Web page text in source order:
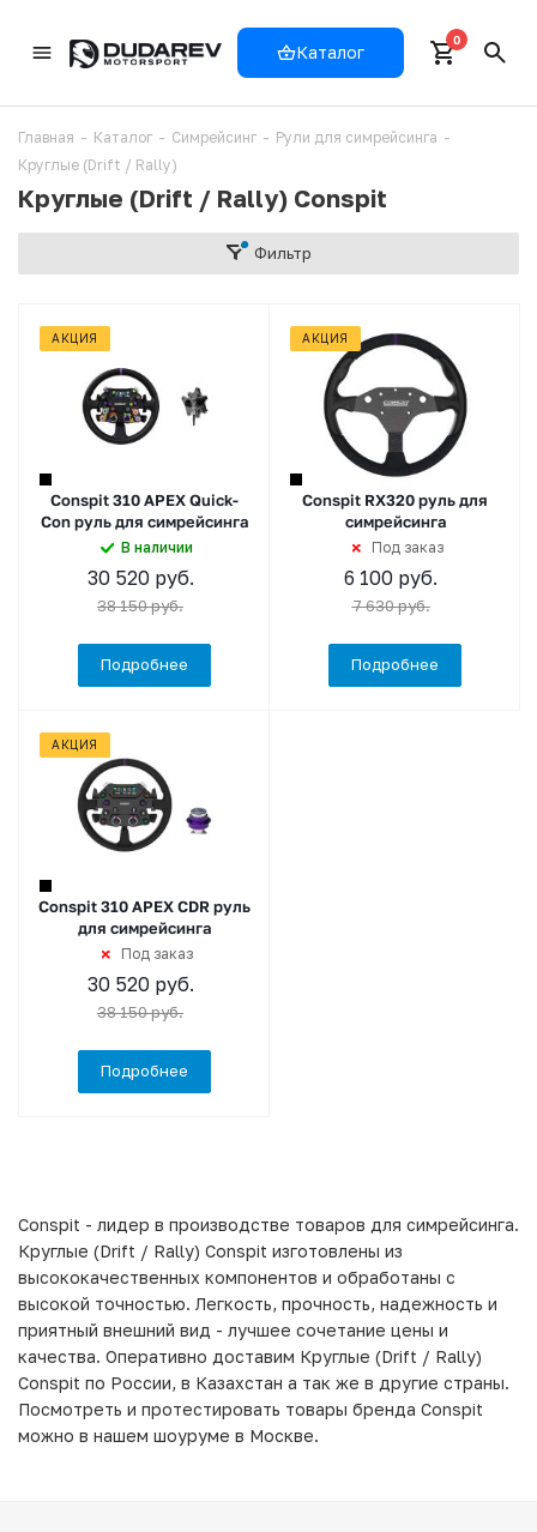
Каталог
0
Главная - Каталог - Симрейсинг - Рули для симрейсинга -
Круглые (Drift / Rally)
Круглые (Drift / Rally) Conspit
Фильтр
АКЦИЯ
Conspit 310 APEX Quick-
Con руль для симрейсинга
В наличии
30 520руб.
38 150руб.
Подробнее
АКЦИЯ
Conspit RX320 руль для
симрейсинга
Под заказ
6 100 руб.
7 630руб.
Подробнее
АКЦИЯ
Conspit 310 APEX CDR руль
для симрейсинга
Под заказ
30 520руб.
38 150руб.
Подробнее
Conspit - лидер в производстве товаров для симрейсинга.
Круглые (Drift / Rally) Conspit изготовлены из
высококачественных компонентов и обработаны с
высокой точностью. Легкость, прочность, надежность и
приятный внешний вид - лучшее сочетание цены и
качества. Оперативно доставим Круглые (Drift / Rally)
Conspit по России, в Казахстан а так же в другие страны.
Посмотреть и протестировать товары бренда Conspit
можно в нашем шоуруме в Москве.